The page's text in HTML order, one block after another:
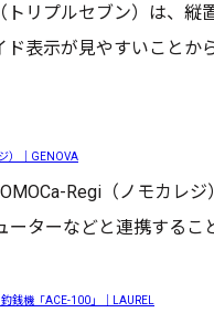
トリプルセブン）は、
ド表示が見やすいこと
）｜GENOVA
Regi（ノモカレ
ーターなどと連携する
銭機「ACE-100」｜LAUREL